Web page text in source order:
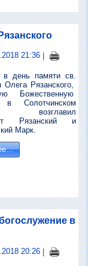
21:36 |
день памяти св.
Олега Рязанского,
Божественную
в Солотчинском
возглавил
Рязанский и
Марк.
в
20:26 |